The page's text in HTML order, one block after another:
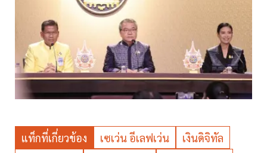
แท็กที่เกี่ยวข้อง เซเว่น อีเลฟเว่น
เงินดิจิทัล